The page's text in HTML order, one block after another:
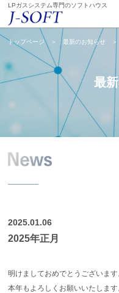
LPガスシステム専門のソフトハウス
トップページ ＞ 最新のお知らせ ＞
最
2025.01.06
2025年正月
明けましておめでとうございます
本年もよろしくお願いいたします